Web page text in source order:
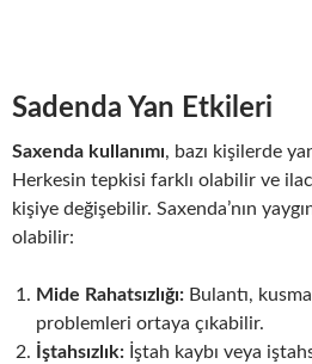
Sadenda Yan Etkileri
Saxenda kullanımı, bazı kişilerde
Herkesin tepkisi farklı olabilir ve
kişiye değişebilir. Saxenda’nın
olabilir:
Mide Rahatsızlığı: Bulantı,
problemleri ortaya çıkabilir.
İştahsızlık: İştah kaybı veya